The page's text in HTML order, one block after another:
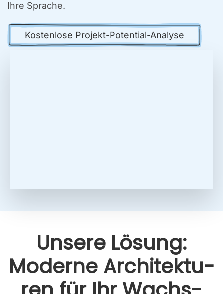
Ihre Spra­che.
Kos­ten­lo­se Pro­jekt-Poten­ti­al-Ana­ly­se
Unse­re Lösung:
Moder­ne Archi­tek­tu­